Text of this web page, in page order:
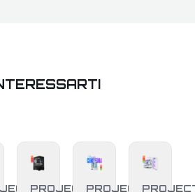
PROJECTPROJECT